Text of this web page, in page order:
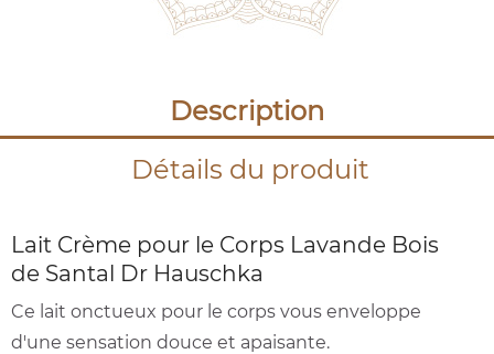
Description
Détails du produit
Lait Crème pour le Corps Lavande Bois
de Santal Dr Hauschka
Ce lait onctueux pour le corps vous enveloppe
d'une sensation douce et apaisante.